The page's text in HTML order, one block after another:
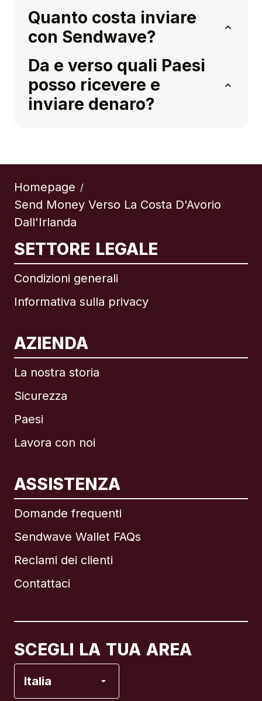
Quanto costa inviare
con Sendwave?
Da e verso quali Paesi
posso ricevere e
inviare denaro?
Homepage /
Send Money Verso La Costa D'Avorio
Dall'Irlanda
SETTORE LEGALE
Condizioni generali
Informativa sulla privacy
AZIENDA
La nostra storia
Sicurezza
Paesi
Lavora con noi
ASSISTENZA
Domande frequenti
Sendwave Wallet FAQs
Reclami dei clienti
Contattaci
SCEGLI LA TUA AREA
Italia
Internazionale English
Brasile